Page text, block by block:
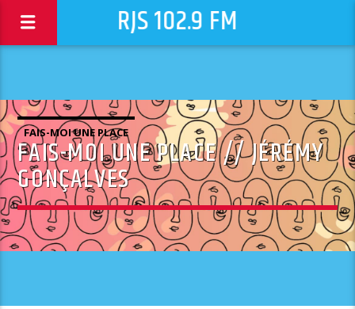
RJS 102.9 FM
FAIS-MOI UNE PLACE
FAIS-MOI UNE PLACE // JÉRÉMY
GONÇALVES